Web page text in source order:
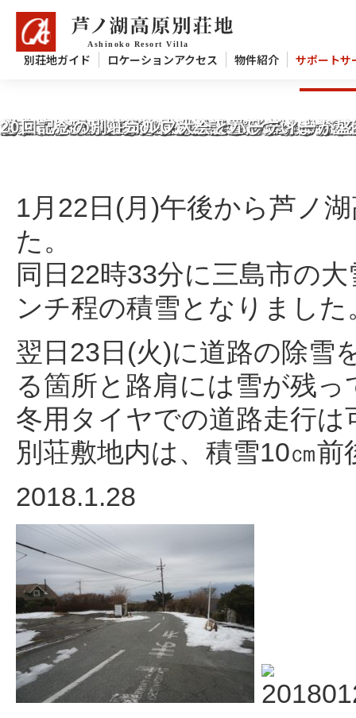
別荘地ガイド ロケーションアクセス 物件紹介 サポートサ
1月22日積雪と別荘地の状況について
1月22日(月)午後から芦ノ
た。
同日22時33分に三島市の
ンチ程の積雪となりました
翌日23日(火)に道路の除雪
る箇所と路肩には雪が残
冬用タイヤでの道路走行は
別荘敷地内は、積雪10㎝
2018.1.28
別荘地オーナー様へ ゴルフ場内のイノシシ
別荘地オーナー様へ 静岡県の調査説明会延
9月28日朝、停電がありました。
新春恒例の餅つき大会を開催します。
薪ストーブ・暖炉の薪の販売配達いたします
富士山も冬支度。管理事務所では水抜き作業
別荘周りの雑草や雑木でお困りではありま
夏のディナー営業のお知らせ
第21回 芦ノ湖高原別荘地ゴルフ大会が開催
第21回 別荘ゴルフ大会の参加者募集中です
別荘建物周りの雑草や雑木でお困りではあ
凍結による漏水事故が発生しています。管
別荘地のゴミ置場を整備しました
おすすめ区画の夏の特別分譲キャンペーン開
粗大ごみ臨時処分ＢＯＸを設置しています。
20回記念の別荘ゴルフ大会とパーティーが